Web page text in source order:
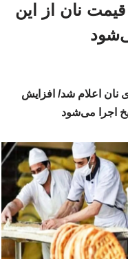
نان از این
نان اعلام شد/ افزایش
اجرا می‌شود